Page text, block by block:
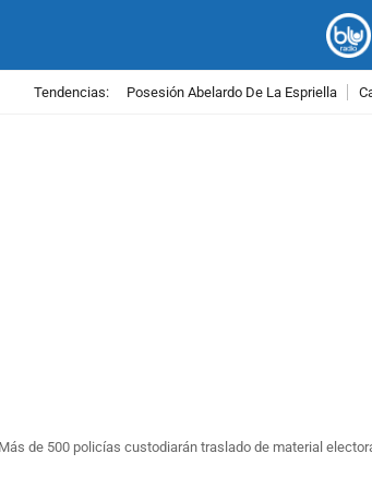
Tendencias: Posesión Abelardo De La Espriella
Más de 500 policías custodiarán traslado de material